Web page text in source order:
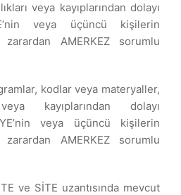
veya kayıplarından dolayı
veya üçüncü kişilerin
AMERKEZ sorumlu
kodlar veya materyaller,
kayıplarından dolayı
veya üçüncü kişilerin
AMERKEZ sorumlu
ve SİTE uzantısında mevcut